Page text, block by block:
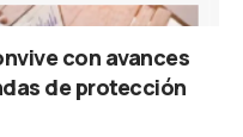
con avances
de protección